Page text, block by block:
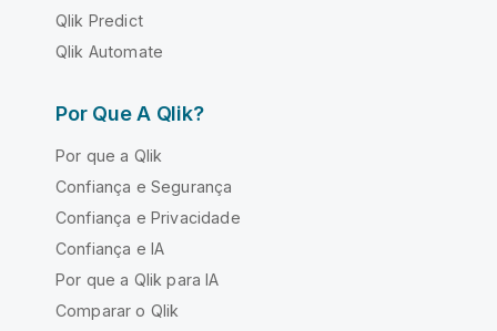
Qlik Predict
Qlik Automate
Por Que A Qlik?
Por que a Qlik
Confiança e Segurança
Confiança e Privacidade
Confiança e IA
Por que a Qlik para IA
Comparar o Qlik